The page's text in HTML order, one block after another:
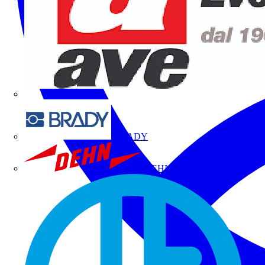
BRADY
DEHN